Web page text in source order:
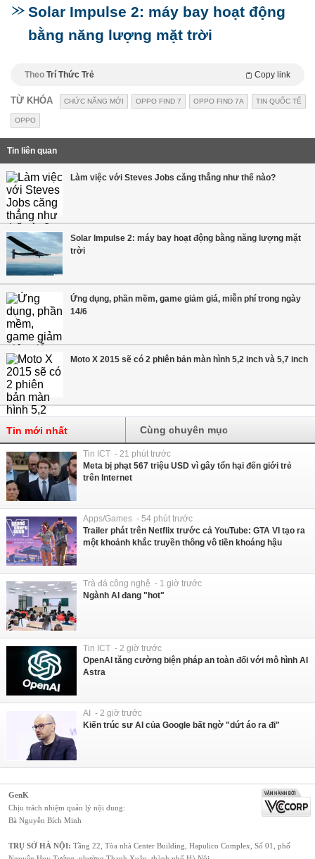
Solar Impulse 2: máy bay hoạt động
bằng năng lượng mặt trời
Theo Trí Thức Trẻ Copy link
TỪ KHÓA CHỨC NĂNG MỚI OPPO FIND 7 OPPO FIND 7A TIN QUỐC TẾ
OPPO
Tin liên quan
Làm việc với Steves Jobs căng thẳng như thế nào?
Solar Impulse 2: máy bay hoạt động bằng năng lượng mặt
trời
Ứng dụng, phần mềm, game giảm giá, miễn phí trong ngày
14/6
Moto X 2015 sẽ có 2 phiên bản màn hình 5,2 inch và 5,7 inch
Tin mới nhất Cùng chuyên mục
Tin ICT - 21 phút trước
Meta bị phạt 567 triệu USD vì gây tổn hại đến giới trẻ
trên Internet
Apps/Games - 54 phút trước
Trailer phát trên Netflix trước cả YouTube: GTA VI tạo ra
một khoảnh khắc truyền thông vô tiền khoáng hậu
Trà đá công nghệ - 1 giờ trước
Ngành AI đang "hot"
Tin ICT - 2 giờ trước
OpenAI tăng cường biện pháp an toàn đối với mô hình AI
Astra
AI - 2 giờ trước
Kiến trúc sư AI của Google bất ngờ "dứt áo ra đi"
GenK
Chịu trách nhiệm quản lý nội dung:
Bà Nguyễn Bích Minh
TRỤ SỞ HÀ NỘI: Tầng 22, Tòa nhà Center Building, Hapulico Complex, Số 01, phố